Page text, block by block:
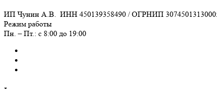
ИП Чунин А.В. ИНН 450139358490 / ОГРНИП
Режим работы
Пн. – Пт.: с 8:00 до 19:00